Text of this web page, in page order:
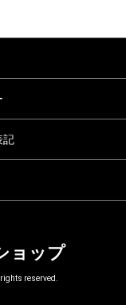
記
ョップ
reserved.